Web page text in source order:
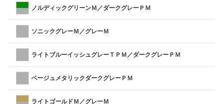
ノルディックグリーンＭ／ダークグレーＰＭ
ソニックグレーＭ／グレーＭ
ライトブルーイッシュグレーＴＰＭ／ダークグレーＰＭ
ベージュメタリックダークグレーＰＭ
ライトゴールドＭ／グレーＭ